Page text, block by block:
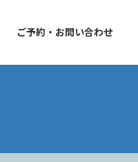
ご予約・お問い合わせ